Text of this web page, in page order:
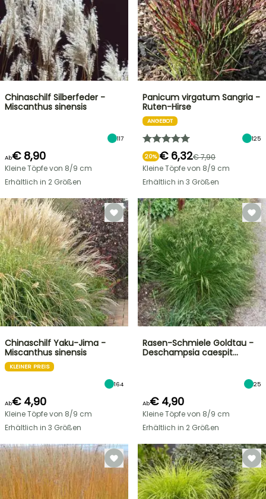
Chinaschilf Silberfeder -
Miscanthus sinensis
117
Ab€ 8,90
Kleine Töpfe von 8/9 cm
Erhältlich in 2 Größen
Panicum virgatum Sangria -
Ruten-Hirse
ANGEBOT
125
20% € 6,32€ 7,90
Kleine Töpfe von 8/9 cm
Erhältlich in 3 Größen
Chinaschilf Yaku-Jima -
Miscanthus sinensis
KLEINER PREIS
164
Ab€ 4,90
Kleine Töpfe von 8/9 cm
Erhältlich in 3 Größen
Rasen-Schmiele Goldtau -
Deschampsia caespit…
25
Ab€ 4,90
Kleine Töpfe von 8/9 cm
Erhältlich in 2 Größen